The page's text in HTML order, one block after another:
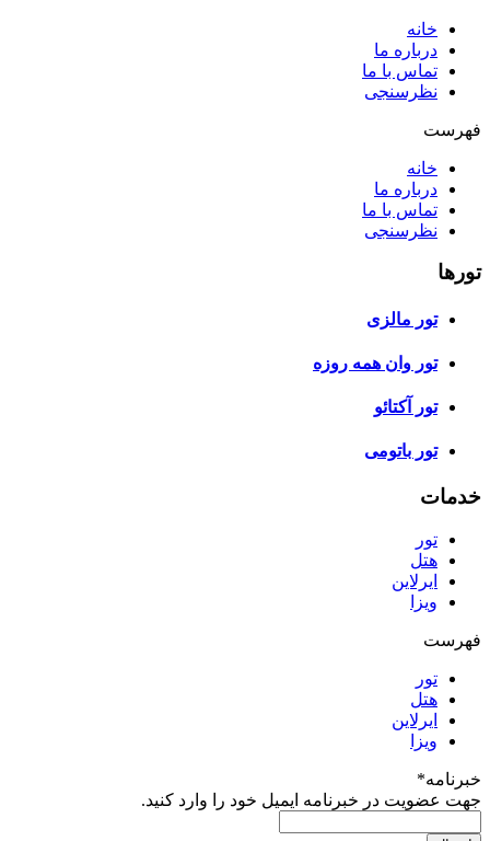
خانه
درباره ما
تماس با ما
نظرسنجی
فهرست
خانه
درباره ما
تماس با ما
نظرسنجی
تورها
تور مالزی
تور وان همه روزه
تور آکتائو
تور باتومی
خدمات
تور
هتل
ایرلاین
ویزا
فهرست
تور
هتل
ایرلاین
ویزا
خبرنامه*
جهت عضویت در خبرنامه ایمیل خود را وارد کنید.